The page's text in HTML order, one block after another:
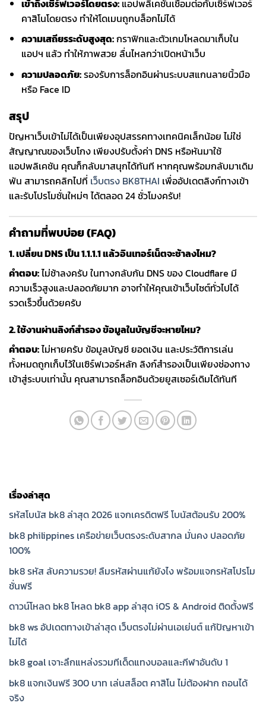
เข้าถึงเซิร์ฟเวอร์โดยตรง:แอปพลิเคชันเชื่อมต่อกับเซิร์ฟเวอร์
คาสิโนโดยตรง ทำให้โดเมนถูกบล็อกไม่ได้
ความเสถียรระดับสูงสุด:กราฟิกและตัวเกมโหลดมาเก็บใน
แอปฯ แล้ว ทำให้ภาพสวย ลื่นไหลกว่าเปิดหน้าเว็บ
ความปลอดภัย:รองรับการล็อกอินผ่านระบบสแกนลายนิ้วมือ
หรือ Face ID
สรุป
ปัญหาเว็บเข้าไม่ได้เป็นเพียงอุปสรรคทางเทคนิคเล็กน้อย ไม่ใช่
สัญญาณของเว็บโกง เพียงปรับตั้งค่า DNS หรือหันมาใช้
แอปพลิเคชัน คุณก็กลับมาสนุกได้ทันที หากคุณพร้อมกลับมาเดิม
พัน สามารถคลิกไปที่ เว็บตรง BK8THAI เพื่ออัปเดตลิงก์ทางเข้า
และรับโปรโมชั่นใหม่ๆ ได้ตลอด 24 ชั่วโมงครับ!
คำถามที่พบบ่อย (FAQ)
1. เปลี่ยน DNS เป็น 1.1.1.1 แล้วอินเทอร์เน็ตจะช้าลงไหม?
คำตอบ:ไม่ช้าลงครับ ในทางกลับกัน DNS ของ Cloudflare มี
ความเร็วสูงและปลอดภัยมาก อาจทำให้คุณเข้าเว็บไซต์ทั่วไปได้
รวดเร็วขึ้นด้วยครับ
2. ใช้งานผ่านลิงก์สำรอง ข้อมูลในบัญชีจะหายไหม?
คำตอบ:ไม่หายครับ ข้อมูลบัญชี ยอดเงิน และประวัติการเล่น
ทั้งหมดถูกเก็บไว้ในเซิร์ฟเวอร์หลัก ลิงก์สำรองเป็นเพียงช่องทาง
เข้าสู่ระบบเท่านั้น คุณสามารถล็อกอินด้วยยูสเซอร์เดิมได้ทันที
เรื่องล่าสุด
รหัสโบนัส bk8 ล่าสุด 2026 แจกเครดิตฟรี โบนัสต้อนรับ 200%
bk8 philippines เครือข่ายเว็บตรงระดับสากล มั่นคง ปลอดภัย
100%
bk8 รหัส ลับความรวย! ลืมรหัสผ่านแก้ยังไง พร้อมแจกรหัสโปรโม
ชั่นฟรี
ดาวน์โหลด bk8 โหลด bk8 app ล่าสุด iOS & Android ติดตั้งฟรี
bk8 ws อัปเดตทางเข้าล่าสุด เว็บตรงไม่ผ่านเอเย่นต์ แก้ปัญหาเข้า
ไม่ได้
bk8 goal เจาะลึกแหล่งรวมทีเด็ดแทงบอลและกีฬาอันดับ 1
bk8 แจกเงินฟรี 300 บาท เล่นสล็อต คาสิโน ไม่ต้องฝาก ถอนได้
จริง